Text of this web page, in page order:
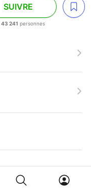
SUIVRE
43 241 personnes